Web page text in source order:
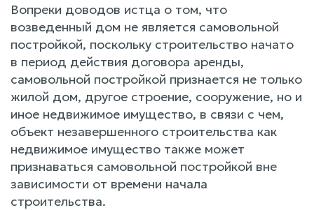
Вопреки доводов истца о том, что
возведенный дом не является самовольной
постройкой, поскольку строительство начато
в период действия договора аренды,
самовольной постройкой признается не только
жилой дом, другое строение, сооружение, но и
иное недвижимое имущество, в связи с чем,
объект незавершенного строительства как
недвижимое имущество также может
признаваться самовольной постройкой вне
зависимости от времени начала
строительства.